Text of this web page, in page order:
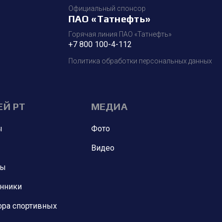
Официальный спонсор
ПАО «Татнефть»
Горячая линия ПАО «Татнефть»
+7 800 100-4-112
Политика обработки персональных данных
РТ
спортивных
МЕДИА
Фото
Видео